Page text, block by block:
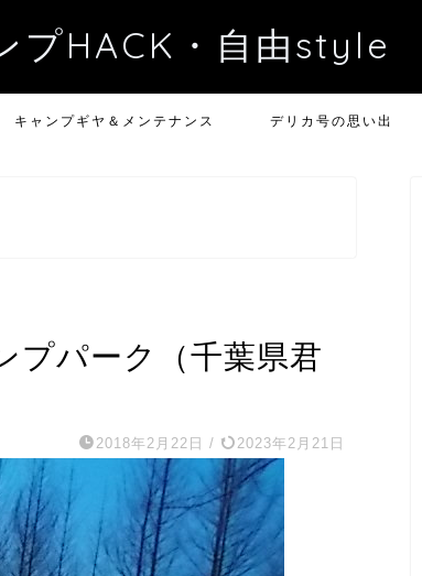
プHACK・自由style
キャンプギヤ＆メンテナンス デリカ号の思い出
プパーク（千葉県君
2018年2月22日 / 2023年2月21日